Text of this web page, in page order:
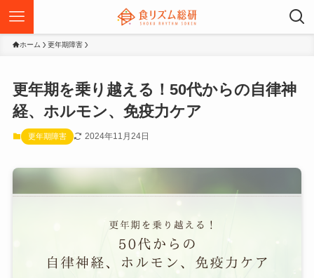
ホーム 更年期障害
更年期を乗り越える！50代からの自律神
経、ホルモン、免疫力ケア
更年期障害 2024年11月24日